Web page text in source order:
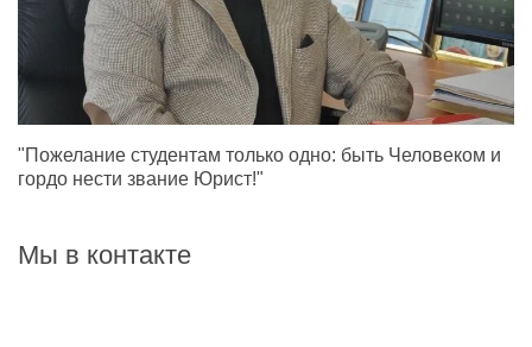
"Пожелание студентам только одно: быть Человеком и
гордо нести звание Юрист!"
Мы в контакте